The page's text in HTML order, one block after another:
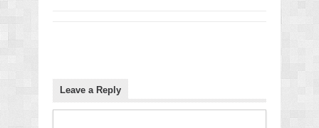
Leave a Reply